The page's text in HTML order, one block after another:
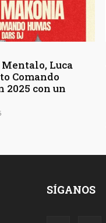
Luca
Comando
2025 con un
SÍGANOS